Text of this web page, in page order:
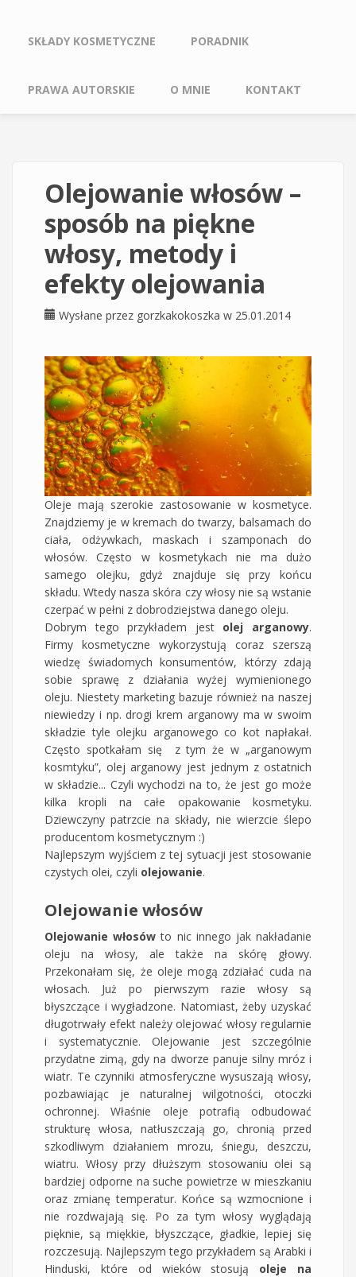
SKŁADY KOSMETYCZNE PORADNIK
PRAWA AUTORSKIE O MNIE KONTAKT
Olejowanie włosów –
sposób na piękne
włosy, metody i
efekty olejowania
Wysłane przez gorzkakokoszka w 25.01.2014
Oleje mają szerokie zastosowanie w kosmetyce.
Znajdziemy je w kremach do twarzy, balsamach do
ciała, odżywkach, maskach i szamponach do
włosów. Często w kosmetykach nie ma dużo
samego olejku, gdyż znajduje się przy końcu
składu. Wtedy nasza skóra czy włosy nie są wstanie
czerpać w pełni z dobrodziejstwa danego oleju.
Dobrym tego przykładem jest olej arganowy.
Firmy kosmetyczne wykorzystują coraz szerszą
wiedzę świadomych konsumentów, którzy zdają
sobie sprawę z działania wyżej wymienionego
oleju. Niestety marketing bazuje również na naszej
niewiedzy i np. drogi krem arganowy ma w swoim
składzie tyle olejku arganowego co kot napłakał.
Często spotkałam się z tym że w „arganowym
kosmtyku”, olej arganowy jest jednym z ostatnich
w składzie... Czyli wychodzi na to, że jest go może
kilka kropli na całe opakowanie kosmetyku.
Dziewczyny patrzcie na składy, nie wierzcie ślepo
producentom kosmetycznym :)
Najlepszym wyjściem z tej sytuacji jest stosowanie
czystych olei, czyli olejowanie.
Olejowanie włosów
Olejowanie włosów to nic innego jak nakładanie
oleju na włosy, ale także na skórę głowy.
Przekonałam się, że oleje mogą zdziałać cuda na
włosach. Już po pierwszym razie włosy są
błyszczące i wygładzone. Natomiast, żeby uzyskać
długotrwały efekt należy olejować włosy regularnie
i systematycznie. Olejowanie jest szczególnie
przydatne zimą, gdy na dworze panuje silny mróz i
wiatr. Te czynniki atmosferyczne wysuszają włosy,
pozbawiając je naturalnej wilgotności, otoczki
ochronnej. Właśnie oleje potrafią odbudować
strukturę włosa, natłuszczają go, chronią przed
szkodliwym działaniem mrozu, śniegu, deszczu,
wiatru. Włosy przy dłuższym stosowaniu olei są
bardziej odporne na suche powietrze w mieszkaniu
oraz zmianę temperatur. Końce są wzmocnione i
nie rozdwajają się. Po za tym włosy wyglądają
pięknie, są miękkie, błyszczące, gładkie, lepiej się
rozczesują. Najlepszym tego przykładem są Arabki i
Hinduski, które od wieków stosują oleje na